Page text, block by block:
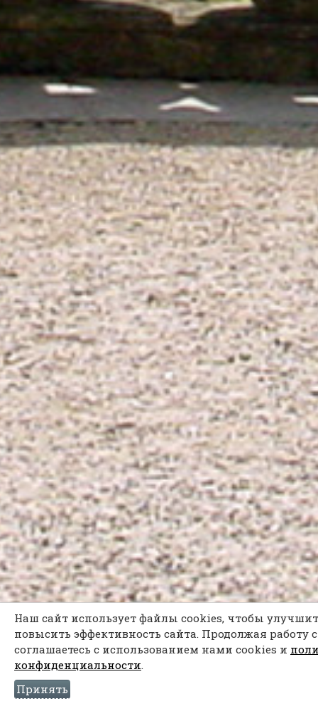
Наш сайт использует файлы cookies, чтобы
повысить эффективность сайта. Продолжая работу
соглашаетесь с использованием нами cookies и
конфиденциальности.
Принять